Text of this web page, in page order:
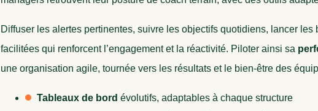
Diffuser les alertes pertinentes, suivre les objectifs quotidiens, lancer les
facilitées qui renforcent l’engagement et la réactivité. Piloter ainsi sa
une organisation agile, tournée vers les résultats et le bien-être des
Tableaux de bord évolutifs, adaptables à chaque structure